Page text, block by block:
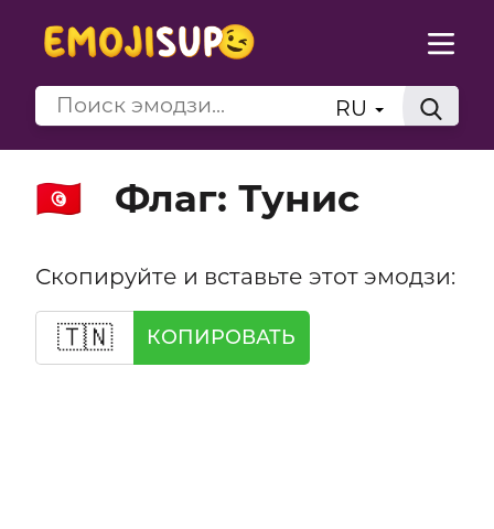
RU
🇹🇳 Флаг: Тунис
Скопируйте и вставьте этот эмодзи:
🇹🇳 КОПИРОВАТЬ